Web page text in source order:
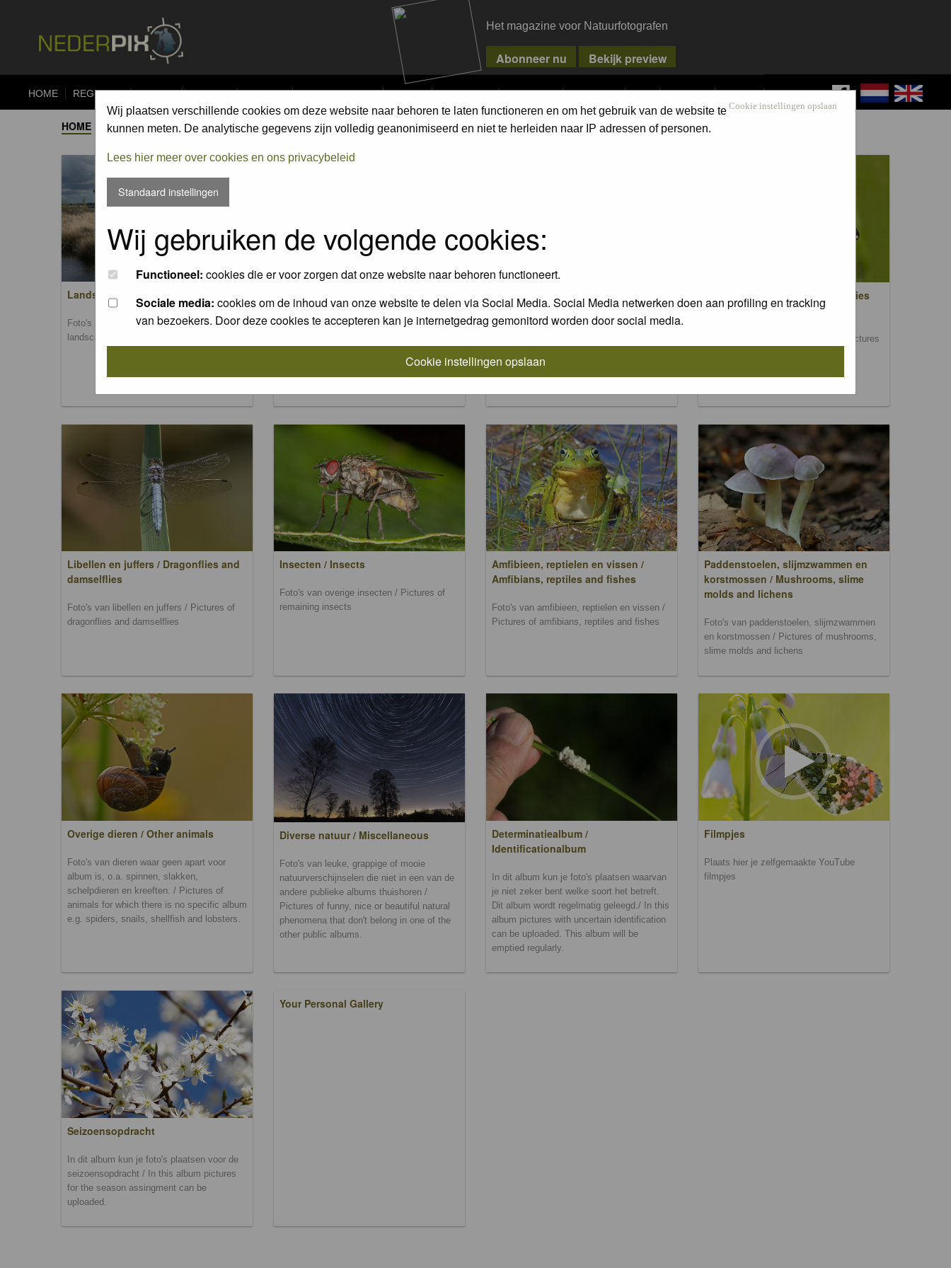
Het magazine voor Natuurfotografen
HOME REGISTER FORUM UPLOAD ALBUMS COMPETITIONS PIXPAS MAGAZINE WEBSHOP CONTACT FAQ SEARCH LOG IN
Cookie instellingen opslaan
Wij plaatsen verschillende cookies om deze website naar behoren te laten functioneren en om het gebruik van de website te
kunnen meten. De analytische gegevens zijn volledig geanonimiseerd en niet te herleiden naar IP adressen of personen.
Lees hier meer over cookies en ons privacybeleid
Standaard instellingen
Wij gebruiken de volgende cookies:
Functioneel: cookies die er voor zorgen dat onze website naar behoren functioneert.
Sociale media: cookies om de inhoud van onze website te delen via Social Media. Social Media netwerken doen aan profiling en tracking
van bezoekers. Door deze cookies te accepteren kan je internetgedrag gemonitord worden door social media.
Cookie instellingen opslaan
HOME -> ALBUM
Landschappen / Landscapes
Foto's van landschappen / Pictures of
landscapes
Zoogdieren / Mammals
Foto's van zoogdieren / Pictures of
mossen / Wild Flowers (lncl. trees)
and mosses
en mossen / Pictures of wild flowers,
Dag- en nachtvlinders / Butterflies
and moths
Foto's van dag- en nachtvlinders / Pictures
Libellen en juffers / Dragonflies and
damselflies
Foto's van libellen en juffers / Pictures of
dragonflies and damselflies
Insecten / Insects
Foto's van overige insecten / Pictures of
remaining insects
Amfibieen, reptielen en vissen /
Amfibians, reptiles and fishes
Foto's van amfibieen, reptielen en vissen /
Pictures of amfibians, reptiles and fishes
Paddenstoelen, slijmzwammen en
korstmossen / Mushrooms, slime
molds and lichens
Foto's van paddenstoelen, slijmzwammen
en korstmossen / Pictures of mushrooms,
slime molds and lichens
Overige dieren / Other animals
Foto's van dieren waar geen apart voor
album is, o.a. spinnen, slakken,
schelpdieren en kreeften. / Pictures of
animals for which there is no specific album
e.g. spiders, snails, shellfish and lobsters.
Diverse natuur / Miscellaneous
Foto's van leuke, grappige of mooie
natuurverschijnselen die niet in een van de
andere publieke albums thuishoren /
Pictures of funny, nice or beautiful natural
phenomena that don't belong in one of the
other public albums.
Determinatiealbum /
Identificationalbum
In dit album kun je foto's plaatsen waarvan
je niet zeker bent welke soort het betreft.
Dit album wordt regelmatig geleegd./ In this
album pictures with uncertain identification
can be uploaded. This album will be
emptied regularly.
Filmpjes
Plaats hier je zelfgemaakte YouTube
filmpjes
Seizoensopdracht
In dit album kun je foto's plaatsen voor de
seizoensopdracht / In this album pictures
for the season assingment can be
uploaded.
Your Personal Gallery